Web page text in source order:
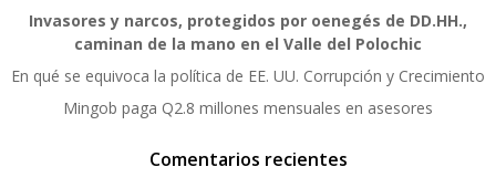
Invasores y narcos, protegidos por oenegés de DD.HH.,
caminan de la mano en el Valle del Polochic
En qué se equivoca la política de EE. UU. Corrupción y Crecimiento
Mingob paga Q2.8 millones mensuales en asesores
Comentarios recientes